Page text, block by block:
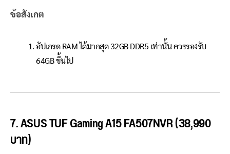
ข้อสังเกต
อัปเกรด RAM ได้มากสุด 32GB DDR5 เท่านั้น ควรรองรับ
64GB ขึ้นไป
7. ASUS TUF Gaming A15 FA507NVR (38,990
บาท)